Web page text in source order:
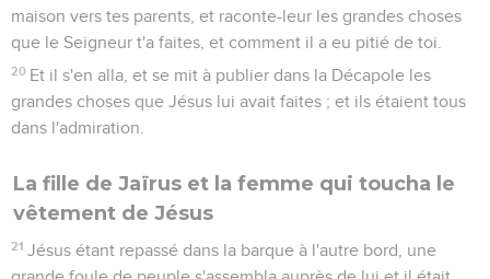
maison vers tes parents, et raconte-leur les grandes choses
que le Seigneur t'a faites, et comment il a eu pitié de toi.
20 Et il s'en alla, et se mit à publier dans la Décapole les
grandes choses que Jésus lui avait faites ; et ils étaient tous
dans l'admiration.
La fille de Jaïrus et la femme qui toucha le
vêtement de Jésus
21 Jésus étant repassé dans la barque à l'autre bord, une